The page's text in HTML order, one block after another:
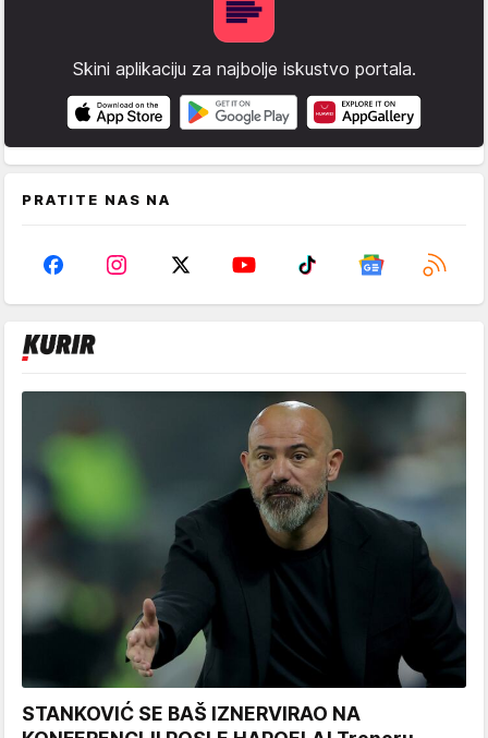
Skini aplikaciju za najbolje iskustvo portala.
PRATITE NAS NA
STANKOVIĆ SE BAŠ IZNERVIRAO NA